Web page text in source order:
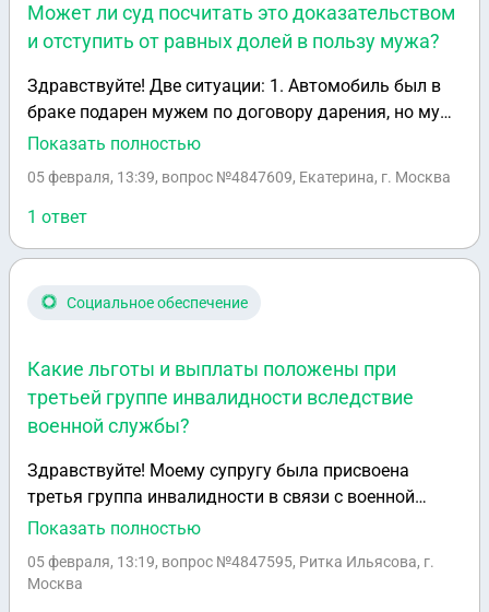
Может ли суд посчитать это доказательством
и отступить от равных долей в пользу мужа?
Здравствуйте! Две ситуации: 1. Автомобиль был в
браке подарен мужем по договору дарения, но муж
его обслуживал в течение всего брака (делал ТО).
автомобиль? 2. В браке были подарены деньги
отцом мужа 500 000 руб, которые вложили в
квартиру. На момент покупки квартира стоила 2
вложенные деньги в размере 59%. Доказательство
отступить от равных долей в пользу мужа?
Показать полностью
05 февраля, 13:39, вопрос №4847609, Екатерина, г. Москва
1 ответ
Социальное обеспечение
Какие льготы и выплаты положены при
третьей группе инвалидности вследствие
военной службы?
Здравствуйте! Моему супругу была присвоена
третья группа инвалидности в связи с военной
службой. Хотелось бы узнать, какие льготы и
признательна за помощь в этом вопросе.
Показать полностью
05 февраля, 13:19, вопрос №4847595, Ритка Ильясова, г.
Москва